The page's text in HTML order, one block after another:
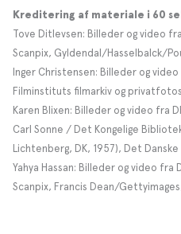
Kreditering af materiale i 60
Tove Ditlevsen: Billeder og video
Scanpix, Gyldendal/Hasselbalck/
Inger Christensen: Billeder og
Filminstituts filmarkiv og
Karen Blixen: Billeder og video fra
Carl Sonne / Det Kongelige
Lichtenberg, DK, 1957), Det
Yahya Hassan: Billeder og video
Scanpix, Francis Dean/